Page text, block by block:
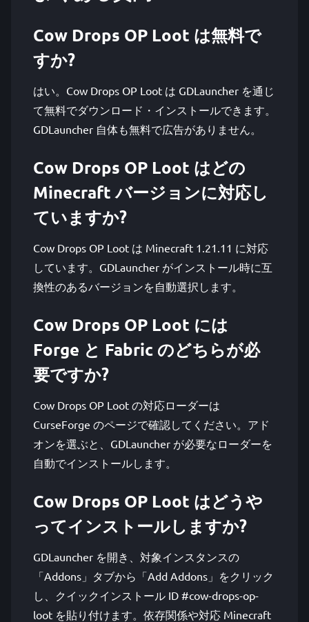
Cow Drops OP Loot は無料で
すか?
はい。Cow Drops OP Loot は GDLauncher を通じ
て無料でダウンロード・インストールできます。
GDLauncher 自体も無料で広告がありません。
Cow Drops OP Loot はどの
Minecraft バージョンに対応し
ていますか?
Cow Drops OP Loot は Minecraft 1.21.11 に対応
しています。GDLauncher がインストール時に互
換性のあるバージョンを自動選択します。
Cow Drops OP Loot には
Forge と Fabric のどちらが必
要ですか?
Cow Drops OP Loot の対応ローダーは
CurseForge のページで確認してください。アド
オンを選ぶと、GDLauncher が必要なローダーを
自動でインストールします。
Cow Drops OP Loot はどうや
ってインストールしますか?
GDLauncher を開き、対象インスタンスの
「Addons」タブから「Add Addons」をクリック
し、クイックインストール ID #cow-drops-op-
loot を貼り付けます。依存関係や対応 Minecraft